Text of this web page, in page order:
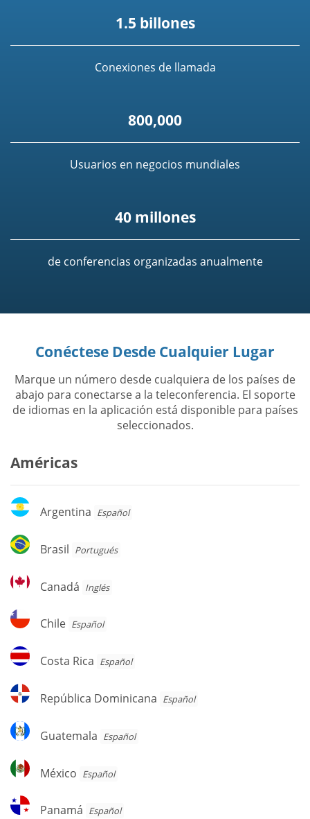
1.5 billones
Conexiones de llamada
800,000
Usuarios en negocios mundiales
40 millones
de conferencias organizadas anualmente
Conéctese Desde Cualquier Lugar
Marque un número desde cualquiera de los países de
abajo para conectarse a la teleconferencia. El soporte
de idiomas en la aplicación está disponible para países
seleccionados.
Américas
Argentina
Argentina Español
Brasil
Brasil Portugués
Canadá
Canadá Inglés
Chile
Chile Español
Costa
Rica
Costa Rica Español
República
Dominicana
República Dominicana Español
Guatemala
Guatemala Español
México
México Español
Panamá
Panamá Español